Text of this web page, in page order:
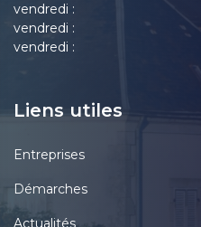
vendredi :
vendredi :
vendredi :
Liens utiles
Entreprises
Démarches
Actualités